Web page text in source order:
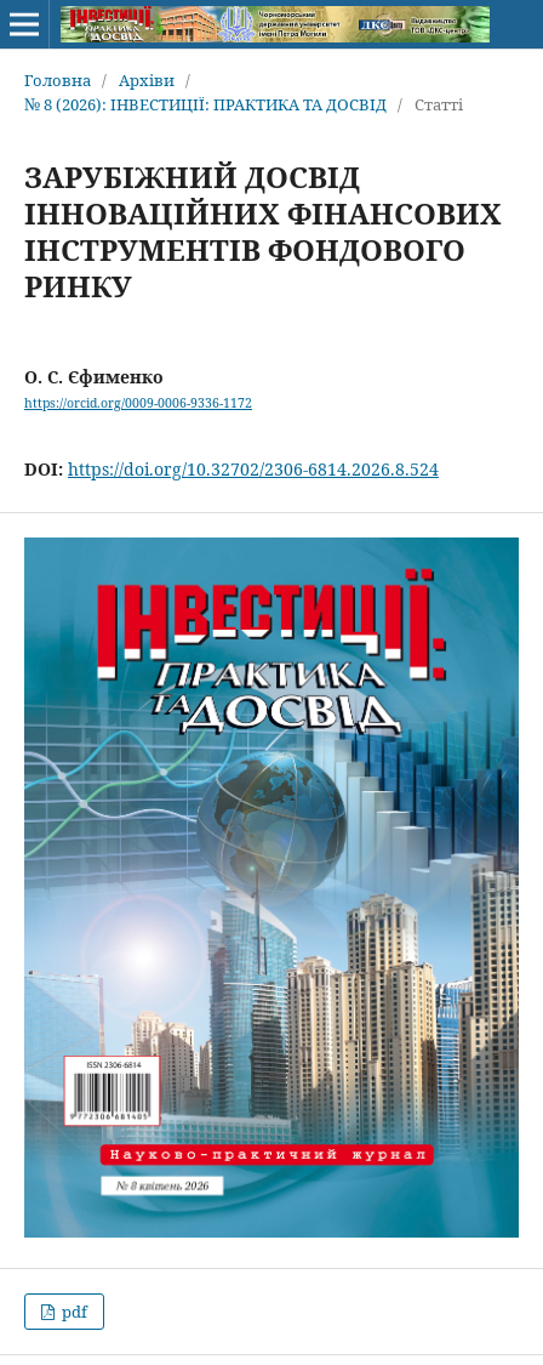
Головна / Архіви /
№ 8 (2026): ІНВЕСТИЦІЇ: ПРАКТИКА ТА ДОСВІД / Статті
ЗАРУБІЖНИЙ ДОСВІД
ІННОВАЦІЙНИХ ФІНАНСОВИХ
ІНСТРУМЕНТІВ ФОНДОВОГО
РИНКУ
О. С. Єфименко
https://orcid.org/0009-0006-9336-1172
DOI: https://doi.org/10.32702/2306-6814.2026.8.524
pdf